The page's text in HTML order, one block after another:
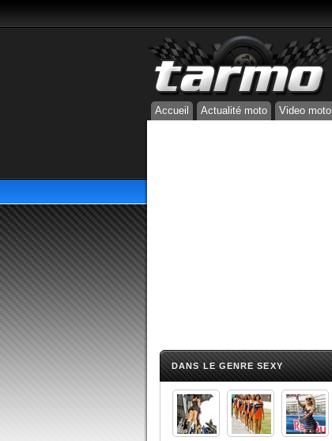
Accueil Actualité moto Video moto
DANS LE GENRE SEXY